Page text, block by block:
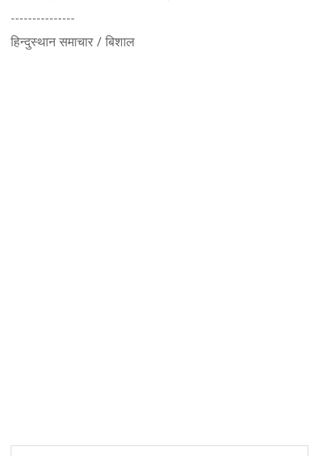
---------------
हिन्दुस्थान समाचार / बिशाल